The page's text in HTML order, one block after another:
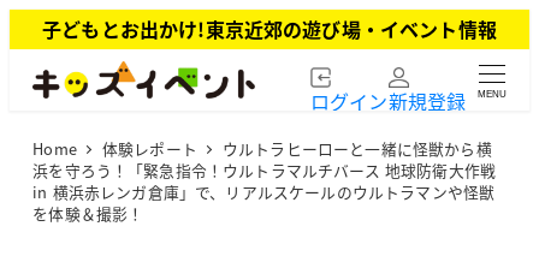
イ
子どもとお出かけ!東京近郊の遊び場・イベント情報
ログイン新規登録 MENU
Home 体験レポート
ウルトラヒーローと一緒に怪獣から横
浜を守ろう！「緊急指令！ウルトラマルチバース 地球防衛大作戦
in 横浜赤レンガ倉庫」で、リアルスケールのウルトラマンや怪獣
を体験＆撮影！